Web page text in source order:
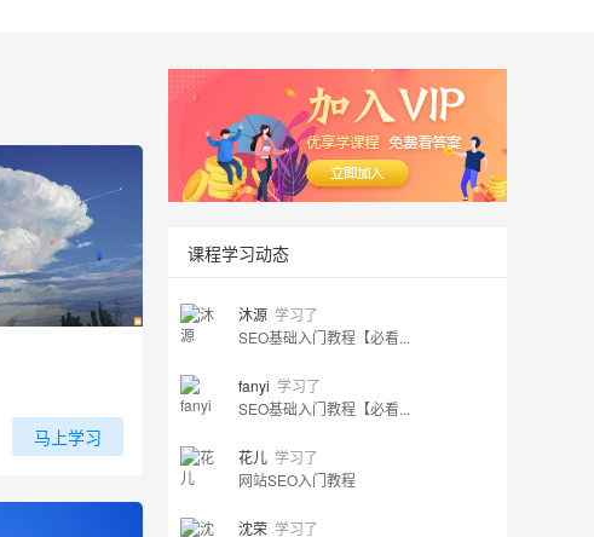
马上学习
课程学习动态
沐源 学习了
SEO基础入门教程【必看...
fanyi 学习了
SEO基础入门教程【必看...
花儿 学习了
网站SEO入门教程
沈荣 学习了